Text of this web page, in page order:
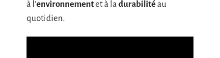
à l’environnementet à la durabilitéau
quotidien.